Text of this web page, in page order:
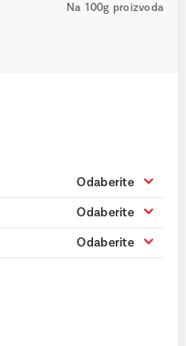
Na 100g proizvoda
Odaberite
Odaberite
Odaberite